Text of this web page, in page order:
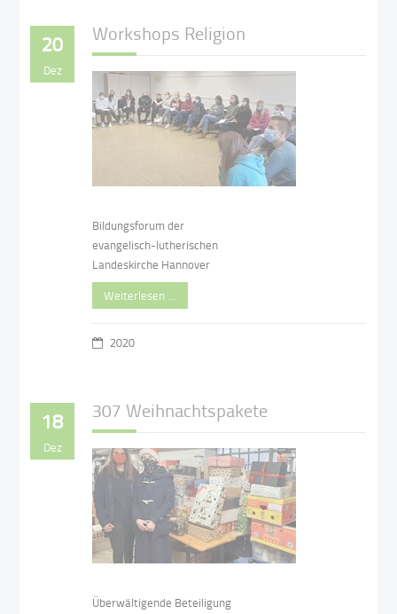
20
Dez
Workshops Religion
Bildungsforum der
evangelisch-lutherischen
Landeskirche Hannover
Weiterlesen …
2020
18
Dez
307 Weihnachtspakete
Überwältigende Beteiligung